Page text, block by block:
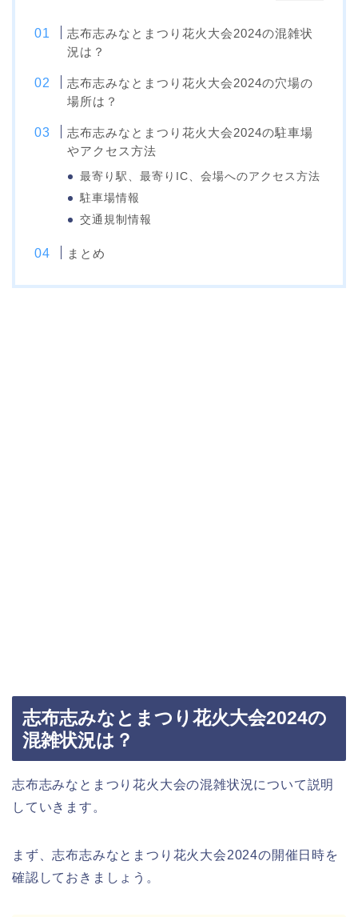
志布志みなとまつり花火大会2024の混雑状
況は？
志布志みなとまつり花火大会2024の穴場の
場所は？
志布志みなとまつり花火大会2024の駐車場
やアクセス方法
最寄り駅、最寄りIC、会場へのアクセス方法
駐車場情報
交通規制情報
まとめ
志布志みなとまつり花火大会2024の
混雑状況は？
志布志みなとまつり花火大会の混雑状況について説明
していきます。
まず、志布志みなとまつり花火大会2024の開催日時を
確認しておきましょう。